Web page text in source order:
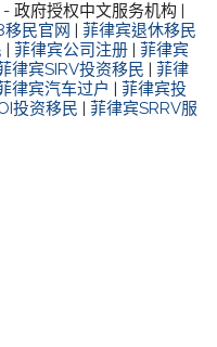
政府授权中文服务机构 |
民官网 | 菲律宾退休移民
| 菲律宾公司注册 | 菲律宾
律宾SIRV投资移民 | 菲律
律宾汽车过户 | 菲律宾投
投资移民 | 菲律宾SRRV服